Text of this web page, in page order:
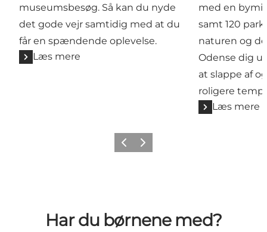
museumsbesøg. Så kan du nyde
det gode vejr samtidig med at du
får en spændende oplevelse.
Læs mere
med en
samt 120
naturen og
Odense dig
at slappe af
roligere
Læs mere
ForrigeNæste
Har du børnene med?